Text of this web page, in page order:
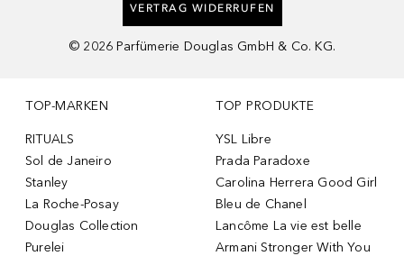
VERTRAG WIDERRUFEN
© 2026 Parfümerie Douglas GmbH & Co. KG.
TOP-MARKEN
RITUALS
Sol de Janeiro
Stanley
La Roche-Posay
Douglas Collection
Purelei
TOP PRODUKTE
YSL Libre
Prada Paradoxe
Carolina Herrera Good Girl
Bleu de Chanel
Lancôme La vie est belle
Armani Stronger With You